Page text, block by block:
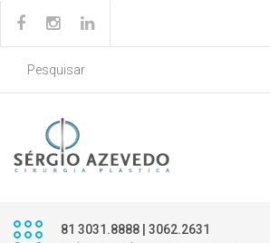
81 3031.8888 | 3062.2631